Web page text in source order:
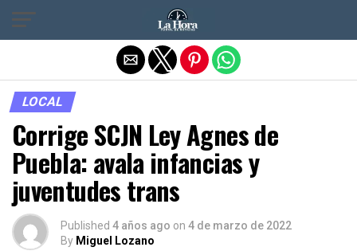
LOCAL
Corrige SCJN Ley Agnes de
Puebla: avala infancias y
juventudes trans
Published 4 años ago on 4 de marzo de 2022
By Miguel Lozano
Salir de la versión móvil